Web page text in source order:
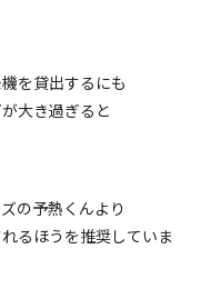
を貸出するにも
大き過ぎると
の予熱くんより
るほうを推奨していま